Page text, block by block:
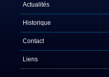
Actualités
Historique
Contact
Liens